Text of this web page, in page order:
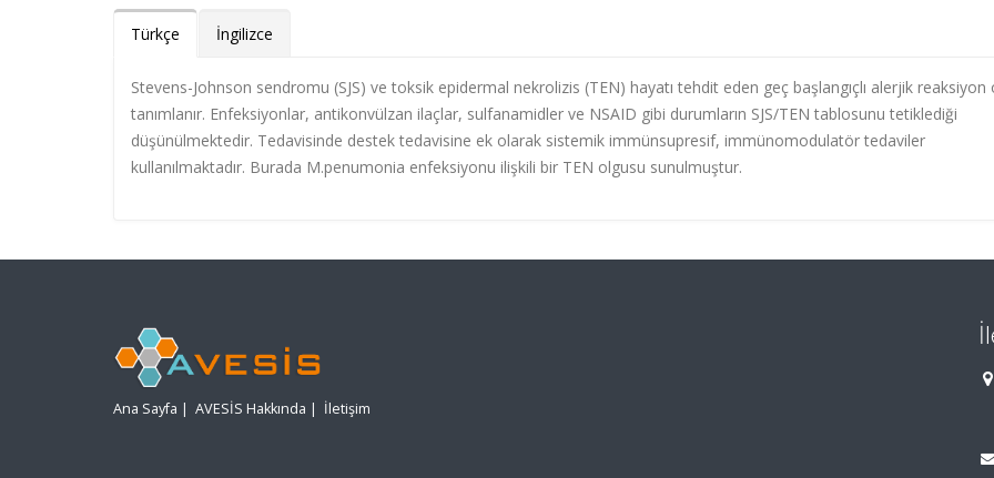
Türkçe İngilizce
Stevens-Johnson sendromu (SJS) ve toksik epidermal nekrolizis (TEN) hayatı tehdit eden geç başlangıçlı alerjik reaksiyon
tanımlanır. Enfeksiyonlar, antikonvülzan ilaçlar, sulfanamidler ve NSAID gibi durumların SJS/TEN tablosunu tetiklediği
düşünülmektedir. Tedavisinde destek tedavisine ek olarak sistemik immünsupresif, immünomodulatör tedaviler
kullanılmaktadır. Burada M.penumonia enfeksiyonu ilişkili bir TEN olgusu sunulmuştur.
Ana Sayfa | AVESİS Hakkında | İletişim